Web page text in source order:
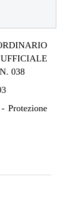
038
Protezione